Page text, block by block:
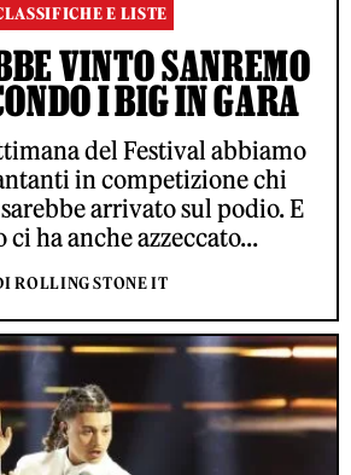
E LISTE
VINTO SANREMO
I BIG IN GARA
del Festival abbiamo
in competizione chi
arrivato sul podio. E
ha anche azzeccato...
ROLLING STONE IT